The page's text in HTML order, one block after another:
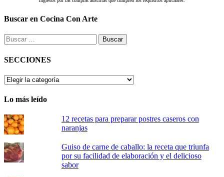
Buscar en Cocina Con Arte
Buscar:
SECCIONES
SECCIONES
Lo más leído
12 recetas para preparar postres caseros con
naranjas
Guiso de carne de caballo: la receta que triunfa
por su facilidad de elaboración y el delicioso
sabor